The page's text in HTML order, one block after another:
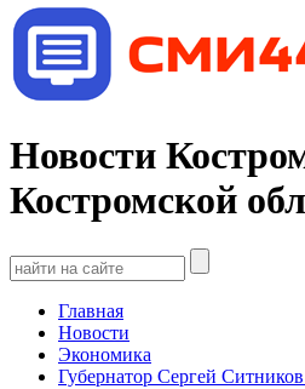
Новости
Костромской
Главная
Новости
Экономика
Губернатор Сергей